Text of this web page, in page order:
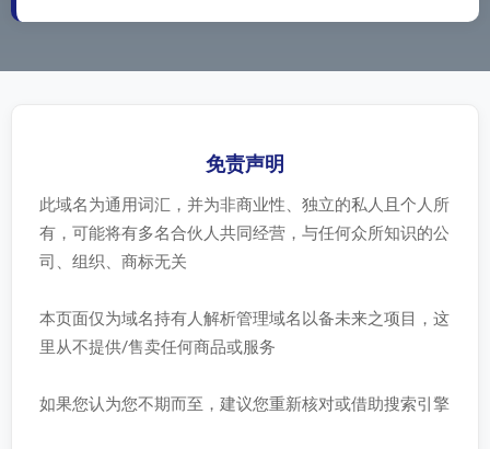
免责声明
此域名为通用词汇，并为非商业性、独立的私人且个人所
有，可能将有多名合伙人共同经营，与任何众所知识的公
司、组织、商标无关
本页面仅为域名持有人解析管理域名以备未来之项目，这
里从不提供/售卖任何商品或服务
如果您认为您不期而至，建议您重新核对或借助搜索引擎